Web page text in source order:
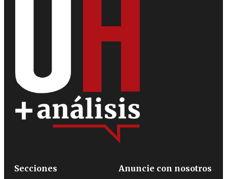
Secciones
Anuncie con nosotros